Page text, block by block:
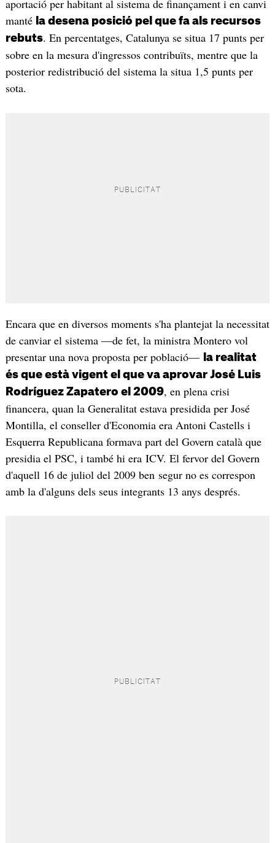
aportació per habitant al sistema de finançament i en canvi
manté la desena posició pel que fa als recursos
rebuts. En percentatges, Catalunya se situa 17 punts per
sobre en la mesura d'ingressos contribuïts, mentre que la
posterior redistribució del sistema la situa 1,5 punts per
sota.
Encara que en diversos moments s'ha plantejat la necessitat
de canviar el sistema —de fet, la ministra Montero vol
presentar una nova proposta per població—
la realitat
és que està vigent el que va aprovar José Luis
Rodríguez Zapatero el 2009, en plena crisi
financera, quan la Generalitat estava presidida per José
Montilla, el conseller d'Economia era Antoni Castells i
Esquerra Republicana formava part del Govern català que
presidia el PSC, i també hi era ICV. El fervor del Govern
d'aquell 16 de juliol del 2009 ben segur no es correspon
amb la d'alguns dels seus integrants 13 anys després.